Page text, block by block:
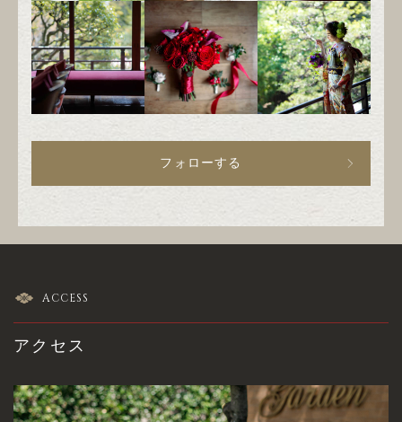
フォローする
ACCESS
アクセス